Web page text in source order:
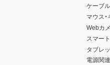
ケーブル
マウス
Webカ
スマー
タブレ
電源関